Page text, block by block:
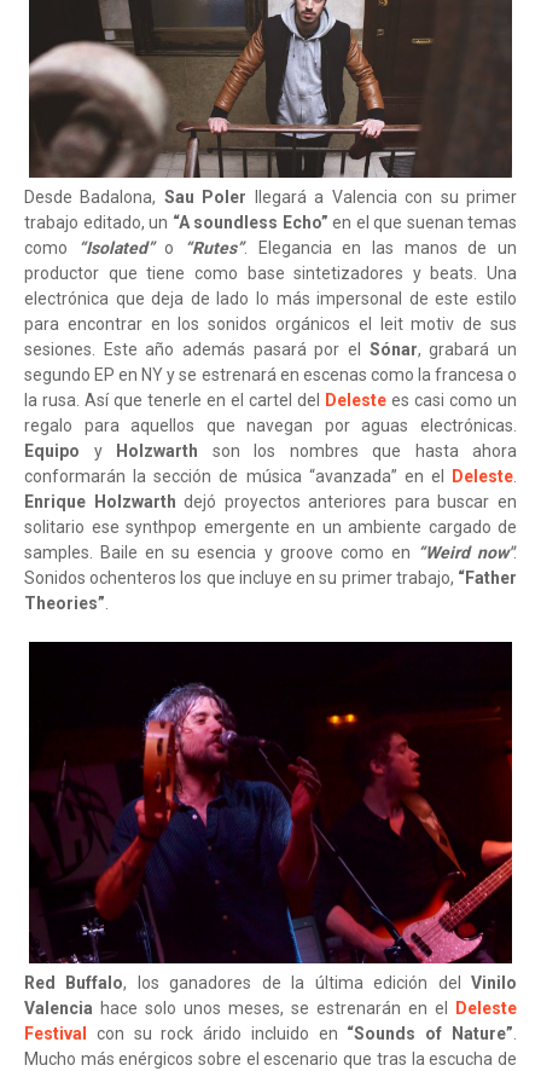
Desde Badalona, Sau Poler llegará a Valencia con su primer
trabajo editado, un “A soundless Echo” en el que suenan temas
como
“Isolated”o “Rutes”. Elegancia en las manos de un
productor que tiene como base sintetizadores y beats. Una
electrónica que deja de lado lo más impersonal de este estilo
para encontrar en los sonidos orgánicos el leit motiv de sus
sesiones. Este año además pasará por el Sónar, grabará un
segundo EP en NY y se estrenará en escenas como la francesa o
la rusa. Así que tenerle en el cartel del
Deleste es casi como un
regalo para aquellos que navegan por aguas electrónicas.
Equipo y Holzwarth son los nombres que hasta ahora
conformarán la sección de música “avanzada” en el
Deleste.
Enrique Holzwarth dejó proyectos anteriores para buscar en
solitario ese synthpop emergente en un ambiente cargado de
samples. Baile en su esencia y groove como en “Weird now".
Sonidos ochenteros los que incluye en su primer trabajo, “Father
Theories”.
Red Buffalo, los ganadores de la última edición delVinilo
Valencia hace solo unos meses, se estrenarán en el
Deleste
Festival
con su rock árido incluido en “Sounds of Nature”.
Mucho más enérgicos sobre el escenario que tras la escucha de